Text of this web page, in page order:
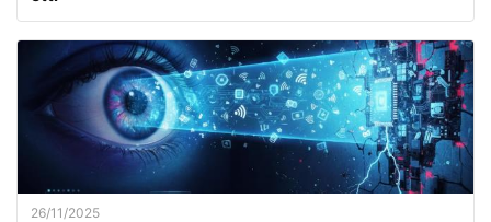
26/11/2025